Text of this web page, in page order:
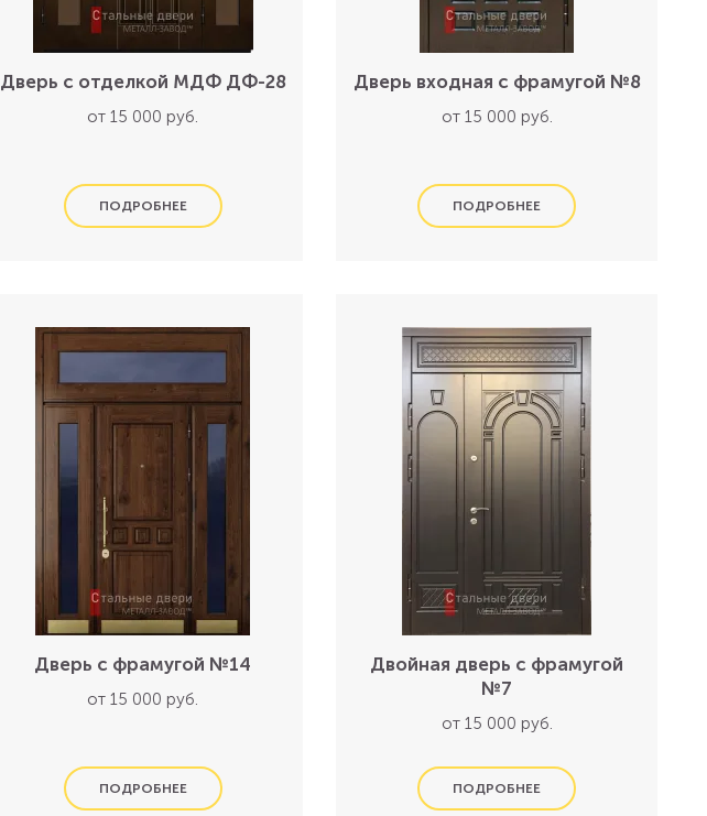
Дверь с отделкой МДФ ДФ-28
от 15 000 руб.
Дверь входная с фрамугой №8
от 15 000 руб.
Дверь с фрамугой №14
от 15 000 руб.
Двойная дверь с фрамугой
№7
от 15 000 руб.